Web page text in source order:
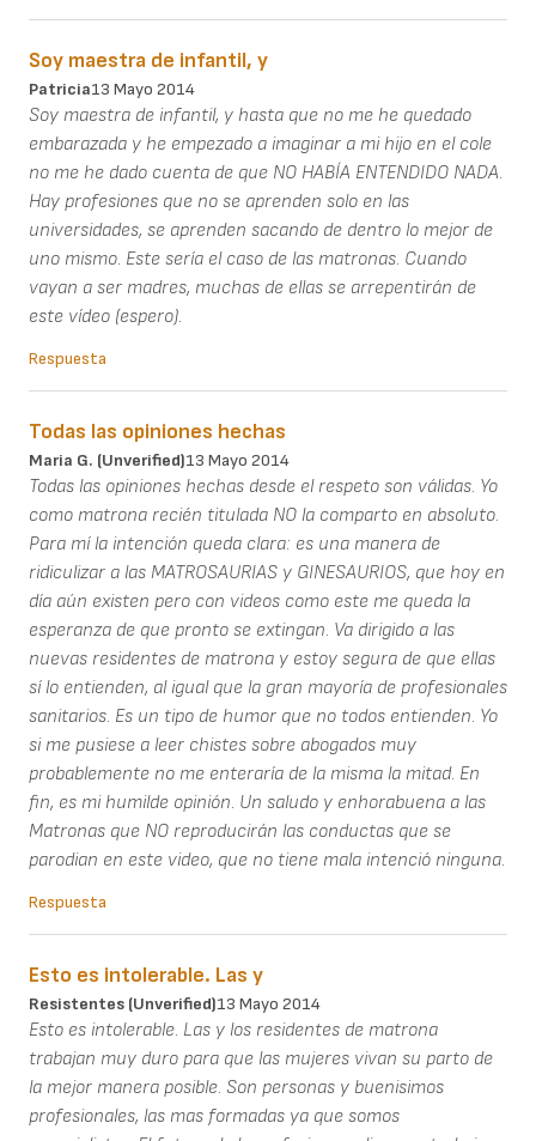
Soy maestra de infantil, y
Patricia13 Mayo 2014
Soy maestra de infantil, y hasta que no me he quedado
embarazada y he empezado a imaginar a mi hijo en el cole
no me he dado cuenta de que NO HABÍA ENTENDIDO NADA.
Hay profesiones que no se aprenden solo en las
universidades, se aprenden sacando de dentro lo mejor de
uno mismo. Este sería el caso de las matronas. Cuando
vayan a ser madres, muchas de ellas se arrepentirán de
este vídeo (espero).
Respuesta
Todas las opiniones hechas
Maria G. (unverified)13 Mayo 2014
Todas las opiniones hechas desde el respeto son válidas. Yo
como matrona recién titulada NO la comparto en absoluto.
Para mí la intención queda clara: es una manera de
ridiculizar a las MATROSAURIAS y GINESAURIOS, que hoy en
día aún existen pero con videos como este me queda la
esperanza de que pronto se extingan. Va dirigido a las
nuevas residentes de matrona y estoy segura de que ellas
sí lo entienden, al igual que la gran mayoría de profesionales
sanitarios. Es un tipo de humor que no todos entienden. Yo
si me pusiese a leer chistes sobre abogados muy
probablemente no me enteraría de la misma la mitad. En
fin, es mi humilde opinión. Un saludo y enhorabuena a las
Matronas que NO reproducirán las conductas que se
parodian en este video, que no tiene mala intenció ninguna.
Respuesta
Esto es intolerable. Las y
Resistentes (unverified)13 Mayo 2014
Esto es intolerable. Las y los residentes de matrona
trabajan muy duro para que las mujeres vivan su parto de
la mejor manera posible. Son personas y buenisimos
profesionales, las mas formadas ya que somos